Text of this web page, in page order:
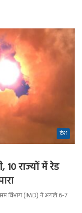
देश
राज्यों में रेड
विभाग (IMD) ने अगले 6-7